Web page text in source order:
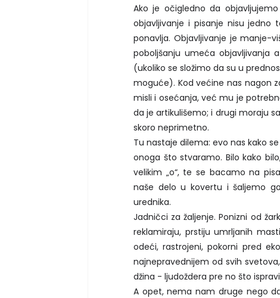
Ako je očigledno da
objavljivanje i pisanje nisu jedno
ponavlja. Objavljivanje je manje-
poboljšanju umeća objavljivanja
(ukoliko se složimo da su u
moguće). Kod većine nas nagon
misli i osećanja, već mu je
da je artikulišemo; i drugi moraju
skoro neprimetno.
Tu nastaje dilema: evo nas kako
onoga što stvaramo. Bilo kako
velikim „o“, te se bacamo na
naše delo u kovertu i šaljemo
urednika.
Jadničci za žaljenje. Ponizni od
reklamiraju, prstiju umrljanih
odeći, rastrojeni, pokorni pred
najnepravednijem od svih
džina - ljudoždera pre no što
A opet, nema nam druge nego